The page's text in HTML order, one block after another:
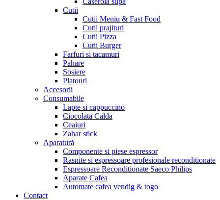
Cutii
Cutii Meniu & Fast Food
Cutii prajituri
Cutii Pizza
Cutii Burger
Farfuri si tacamuri
Pahare
Sosiere
Platouri
Accesorii
Consumabile
Lapte si cappuccino
Ciocolata Calda
Ceaiuri
Zahar stick
Aparatură
Componente si piese espressor
Rasnite si espressoare profesionale reconditionate
Espressoare Reconditionate Saeco Philips
Aparate Cafea
Automate cafea vendig & togo
Contact